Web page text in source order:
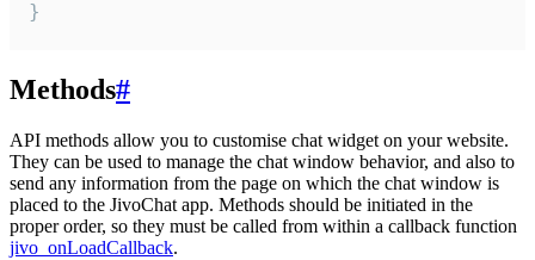
}
Methods#
API methods allow you to customise chat widget on your website.
They can be used to manage the chat window behavior, and also to
send any information from the page on which the chat window is
placed to the JivoChat app. Methods should be initiated in the
proper order, so they must be called from within a callback function
jivo_onLoadCallback.